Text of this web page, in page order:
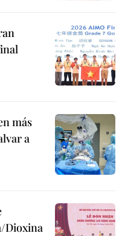
más
a
Dioxina